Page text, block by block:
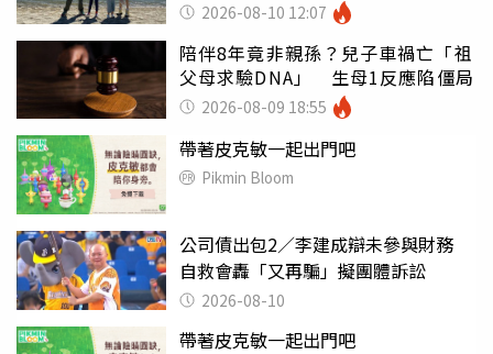
2026-08-10 12:07
陪伴8年竟非親孫？兒子車禍亡「祖
父母求驗DNA」 生母1反應陷僵局
2026-08-09 18:55
帶著皮克敏一起出門吧
Pikmin Bloom
公司債出包2／李建成辯未參與財務
自救會轟「又再騙」擬團體訴訟
2026-08-10
帶著皮克敏一起出門吧